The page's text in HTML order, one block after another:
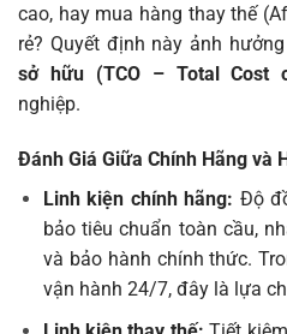
cao, hay mua hàng thay thế
rẻ? Quyết định này ảnh
sở hữu (TCO – Total Cost
nghiệp.
Đánh Giá Giữa Chính Hãng và
Linh kiện chính hãng: Độ
bảo tiêu chuẩn toàn cầu,
và bảo hành chính thức.
vận hành 24/7, đây là lựa